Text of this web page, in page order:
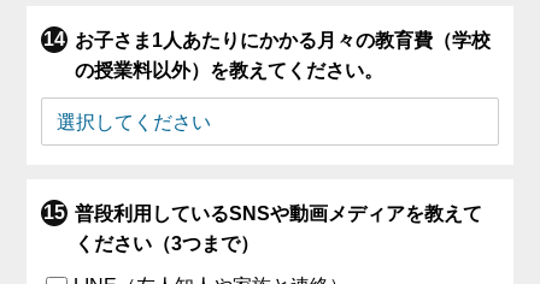
お子さま1人あたりにかかる月々の教育費（学校
の授業料以外）を教えてください。
普段利用しているSNSや動画メディアを教えて
ください（3つまで）